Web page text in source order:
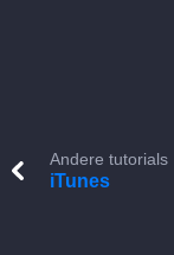
Andere tutorials
iTunes